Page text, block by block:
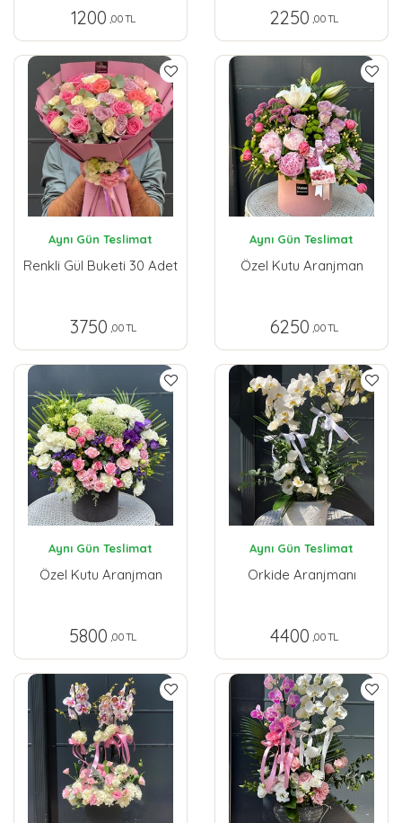
1200 ,00 TL 2250 ,00 TL
Aynı Gün Teslimat
Renkli Gül Buketi 30 Adet
3750 ,00 TL
Aynı Gün Teslimat
Özel Kutu Aranjman
6250 ,00 TL
Aynı Gün Teslimat
Özel Kutu Aranjman
5800 ,00 TL
Aynı Gün Teslimat
Orkide Aranjmanı
4400 ,00 TL